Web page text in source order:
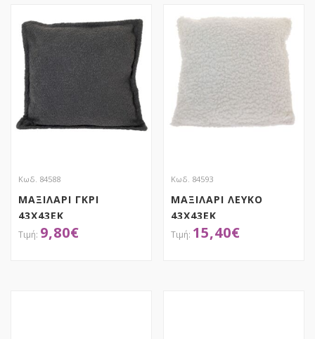
Κωδ. 84588
ΜΑΞΙΛΑΡΙ ΓΚΡΙ
43X43EK
9,80€
Κωδ. 84593
ΜΑΞΙΛΑΡΙ ΛΕΥΚΟ
43X43EK
15,40€